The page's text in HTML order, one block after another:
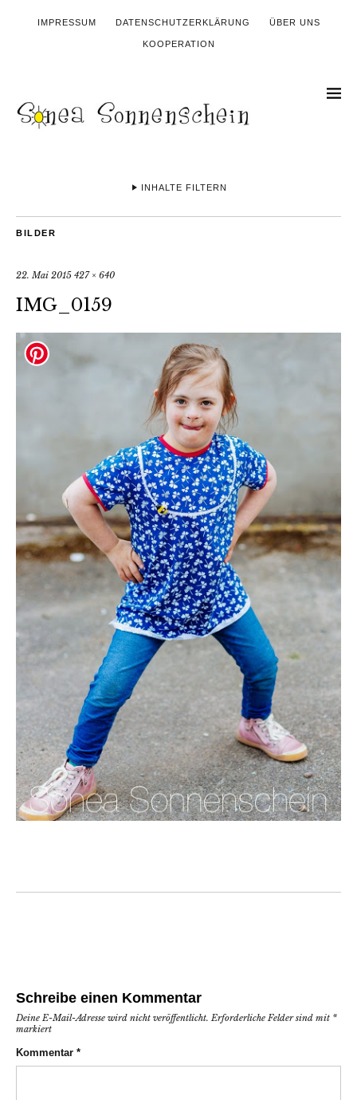
IMPRESSUM DATENSCHUTZERKLÄRUNG ÜBER UNS
KOOPERATION
INHALTE FILTERN
BILDER
22. Mai 2015 427 × 640
IMG_0159
Schreibe einen Kommentar
Deine E-Mail-Adresse wird nicht veröffentlicht. Erforderliche Felder sind mit *
markiert
Kommentar *